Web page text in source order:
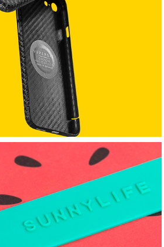
VIVERSIS
LUNCH BOX